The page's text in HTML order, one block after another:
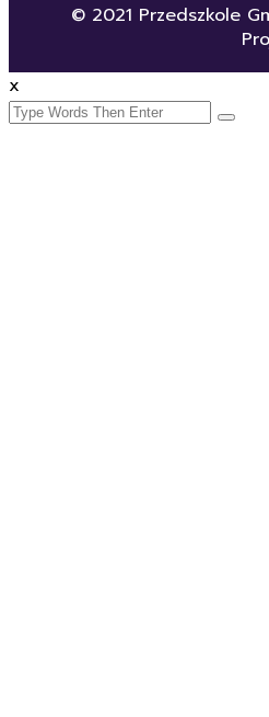
© 2021 Przedszkole
x